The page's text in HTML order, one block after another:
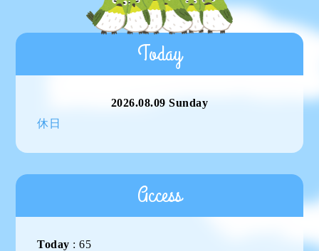
Today
2026.08.09 Sunday
休日
Access
Today :65